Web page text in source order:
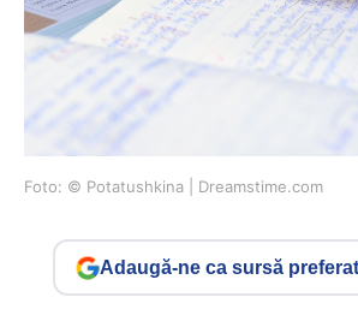
Foto: © Potatushkina | Dreamstime.com
Adaugă-ne ca sursă